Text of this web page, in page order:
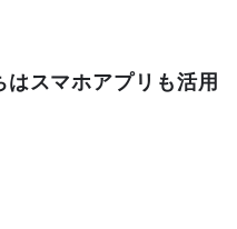
スマホアプリも活用